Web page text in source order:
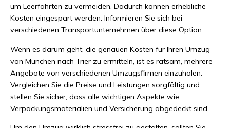
um Leerfahrten zu vermeiden. Dadurch können erhebliche
Kosten eingespart werden. Informieren Sie sich bei
verschiedenen Transportunternehmen über diese Option.
Wenn es darum geht, die genauen Kosten für Ihren Umzug
von München nach Trier zu ermitteln, ist es ratsam, mehrere
Angebote von verschiedenen Umzugsfirmen einzuholen.
Vergleichen Sie die Preise und Leistungen sorgfältig und
stellen Sie sicher, dass alle wichtigen Aspekte wie
Verpackungsmaterialien und Versicherung abgedeckt sind.